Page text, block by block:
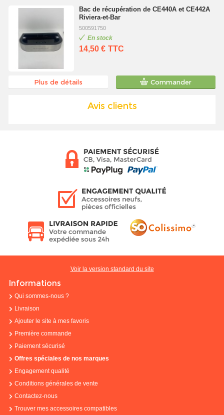
Bac de récupération de CE440A et CE442A
Riviera-et-Bar
500591750
En stock
14,50 € TTC
Plus de détails Commander
Avis clients
Voir la version standard du site
Informations
Qui sommes-nous ?
Livraison
Ajouter le site à mes favoris
Première commande
Paiement sécurisé
Offres spéciales de nos marques
Engagement qualité
Conditions générales de vente
Contactez-nous
Trouver mes accessoires compatibles